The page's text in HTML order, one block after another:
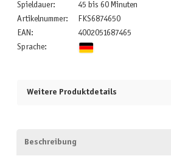
Spieldauer:
45 bis 60 Minuten
Artikelnummer:
FKS6874650
EAN:
4002051687465
Sprache:
Weitere Produktdetails
Beschreibung